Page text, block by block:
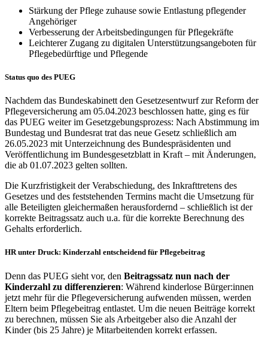
Stärkung der Pflege zuhause sowie Entlastung pflegender
Angehöriger
Verbesserung der Arbeitsbedingungen für Pflegekräfte
Leichterer Zugang zu digitalen Unterstützungsangeboten für
Pflegebedürftige und Pflegende
Status quo des PUEG
Nachdem das Bundeskabinett den Gesetzesentwurf zur Reform der
Pflegeversicherung am 05.04.2023 beschlossen hatte, ging es für
das PUEG weiter im Gesetzgebungsprozess: Nach Abstimmung im
Bundestag und Bundesrat trat das neue Gesetz schließlich am
26.05.2023 mit Unterzeichnung des Bundespräsidenten und
Veröffentlichung im Bundesgesetzblatt in Kraft – mit Änderungen,
die ab 01.07.2023 gelten sollten.
Die Kurzfristigkeit der Verabschiedung, des Inkrafttretens des
Gesetzes und des feststehenden Termins macht die Umsetzung für
alle Beteiligten gleichermaßen herausfordernd – schließlich ist der
korrekte Beitragssatz auch u.a. für die korrekte Berechnung des
Gehalts erforderlich.
HR unter Druck: Kinderzahl entscheidend für Pflegebeitrag
Denn das PUEG sieht vor, den Beitragssatz nun nach der
Kinderzahl zu differenzieren: Während kinderlose Bürger:innen
jetzt mehr für die Pflegeversicherung aufwenden müssen, werden
Eltern beim Pflegebeitrag entlastet. Um die neuen Beiträge korrekt
zu berechnen, müssen Sie als Arbeitgeber also die Anzahl der
Kinder (bis 25 Jahre) je Mitarbeitenden korrekt erfassen.